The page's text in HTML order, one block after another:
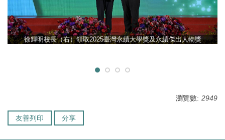
徐輝明校長（右）領取2025臺灣永續大學獎及永續傑出人物獎
瀏覽數: 2949
友善列印 分享